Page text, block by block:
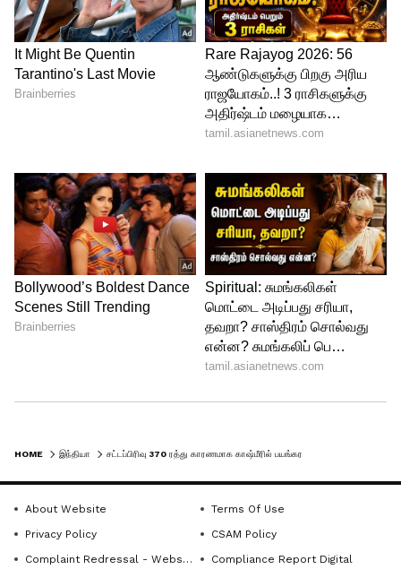
HOME இந்தியா
About Website
Terms Of Use
Privacy Policy
CSAM Policy
Complaint Redressal - Website
Compliance Report Digital